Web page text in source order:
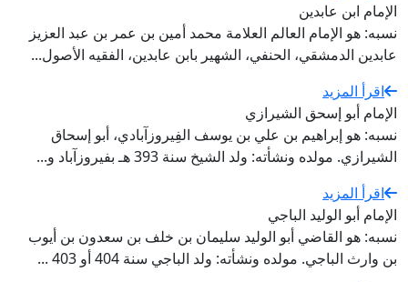
الإمام ابن عابدين
نسبه: هو الإمام العالم العلامة محمد أمين بن عمر بن عبد العزيز
عابدين الدمشقي، الحنفي، الشهير بابن عابدين، الفقيه الأصول...
اقرأ المزيد
الإمام أبو إسحق الشيرازي
نسبه: هو إبراهيم بن علي بن يوسف الفِيروزآبادي، أبو إسحاق
الشيرازي. مولده ونشأته: ولد الشيخ سنة 393 هـ بفيروزآباد و...
اقرأ المزيد
الإمام أبو الوليد الباجي
نسبه: هو القاضي أبو الوليد سليمان بن خلف بن سعدون بن أيوب
بن وارث الباجي. مولده ونشأته: ولد الباجي سنة 404 أو 403 ...